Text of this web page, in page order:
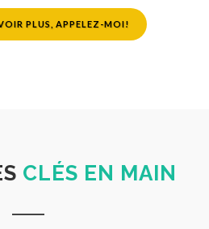
PLUS, APPELEZ-MOI!
CLÉS EN MAIN